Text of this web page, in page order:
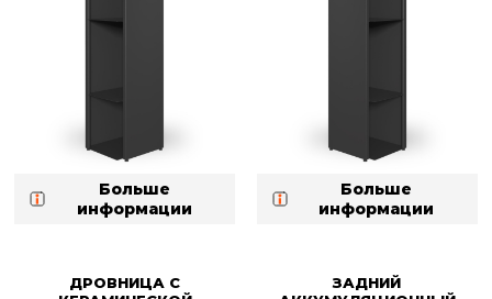
Больше
информации
Больше
информации
ДРОВНИЦА С
ЗАДНИЙ